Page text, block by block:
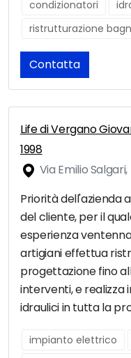
condizionatori
ristrutturazione
Contatta
Life di Vergano
1998
Via Emilio
Priorità dell'azienda
del cliente, per il
esperienza
artigiani effettua
progettazione fino
interventi, e
idraulici in tutta la
impianto elettrico